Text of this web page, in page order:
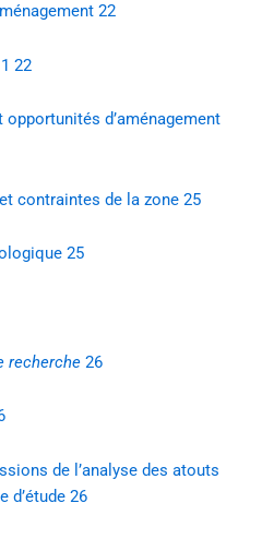
22
22
d’aménagement
contraintes de la zone 25
25
recherche 26
de l’analyse des atouts
d’étude 26